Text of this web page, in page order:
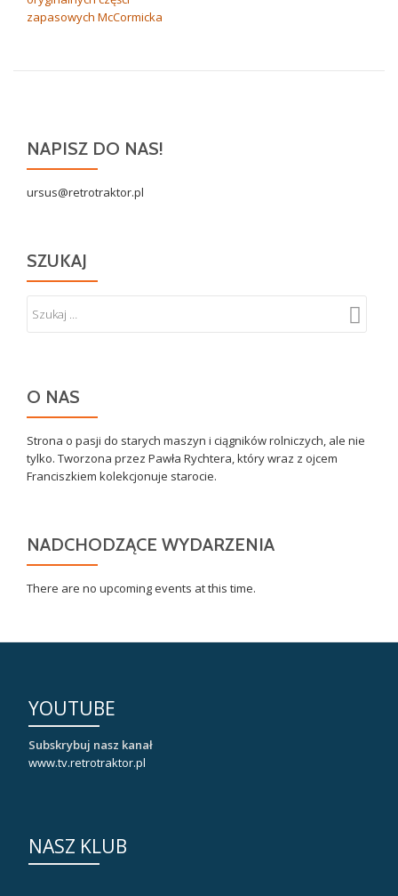
zapasowych McCormicka
NAPISZ DO NAS!
ursus@retrotraktor.pl
SZUKAJ
O NAS
Strona o pasji do starych maszyn i ciągników rolniczych, ale nie
tylko. Tworzona przez Pawła Rychtera, który wraz z ojcem
Franciszkiem kolekcjonuje starocie.
NADCHODZĄCE WYDARZENIA
There are no upcoming events at this time.
YOUTUBE
Subskrybuj nasz kanał
www.tv.retrotraktor.pl
NASZ KLUB